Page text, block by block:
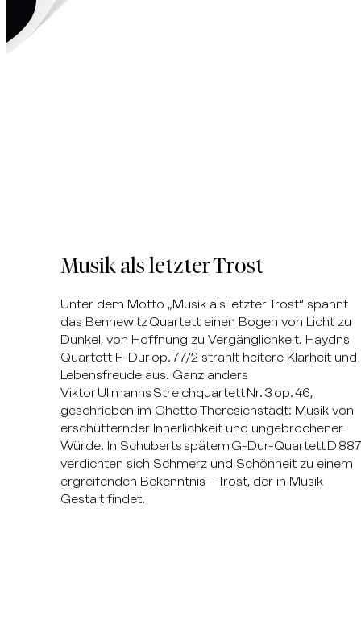
Musik als letzter Trost
Unter dem Motto „Musik als letzter Trost“ spannt
das Bennewitz Quartett einen Bogen von Licht zu
Dunkel, von Hoffnung zu Vergänglichkeit. Haydns
Quartett F-Dur op. 77/2 strahlt heitere Klarheit und
Lebensfreude aus. Ganz anders
Viktor Ullmanns Streichquartett Nr. 3 op. 46,
geschrieben im Ghetto Theresienstadt: Musik von
erschütternder Innerlichkeit und ungebrochener
Würde. In Schuberts spätem G-Dur-Quartett D
verdichten sich Schmerz und Schönheit zu einem
ergreifenden Bekenntnis – Trost, der in Musik
Gestalt findet.